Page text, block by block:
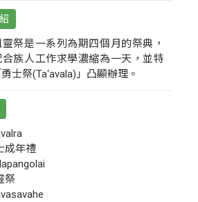
祭是一系列為期四個月的祭典，
族人工作求學濃縮為一天，並特
士祭(Ta‘avala)」凸顯辦理。
成年禮
祭